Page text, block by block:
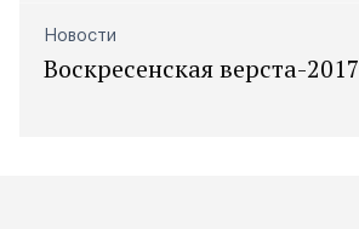
Новости
Воскресенская верста-2017